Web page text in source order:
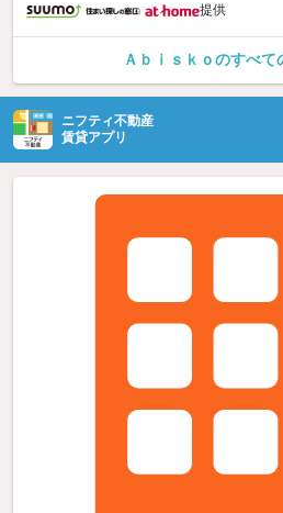
提供
Ａｂｉｓｋｏのすべて
ニフティ不動産
賃貸アプリ